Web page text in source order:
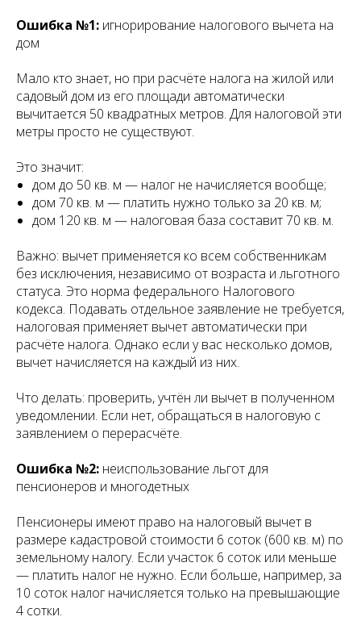
Ошибка №1: игнорирование налогового вычета на
дом
Мало кто знает, но при расчёте налога на жилой или
садовый дом из его площади автоматически
вычитается 50 квадратных метров. Для налоговой эти
метры просто не существуют.
Это значит:
дом до 50 кв. м — налог не начисляется вообще;
дом 70 кв. м — платить нужно только за 20 кв. м;
дом 120 кв. м — налоговая база составит 70 кв. м.
Важно: вычет применяется ко всем собственникам
без исключения, независимо от возраста и льготного
статуса. Это норма федерального Налогового
кодекса. Подавать отдельное заявление не требуется,
налоговая применяет вычет автоматически при
расчёте налога. Однако если у вас несколько домов,
вычет начисляется на каждый из них.
Что делать: проверить, учтён ли вычет в полученном
уведомлении. Если нет, обращаться в налоговую с
заявлением о перерасчёте.
Ошибка №2: неиспользование льгот для
пенсионеров и многодетных
Пенсионеры имеют право на налоговый вычет в
размере кадастровой стоимости 6 соток (600 кв. м) по
земельному налогу. Если участок 6 соток или меньше
— платить налог не нужно. Если больше, например, за
10 соток налог начисляется только на превышающие
4 сотки.